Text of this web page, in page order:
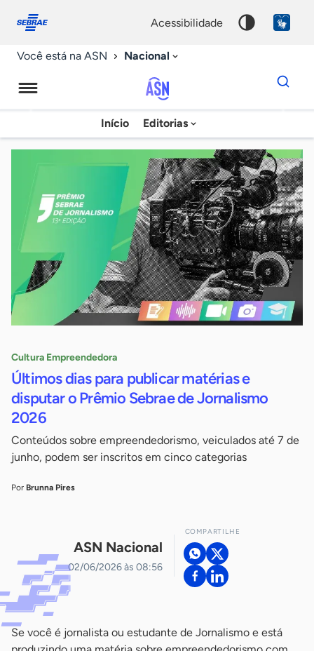
conosco
acessibilidade
Você está na ASN Nacional
Agência
Sebrae
de
Notícias
Início Editorias
Dados
para
chave
Cultura Empreendedora
Últimos dias para publicar matérias e
disputar o Prêmio Sebrae de Jornalismo
2026
Conteúdos sobre empreendedorismo, veiculados até 7 de
junho, podem ser inscritos em cinco categorias
Por Brunna Pires
ASN Nacional
02/06/2026 às 08:56
COMPARTILHE
Se você é jornalista ou estudante de Jornalismo e está